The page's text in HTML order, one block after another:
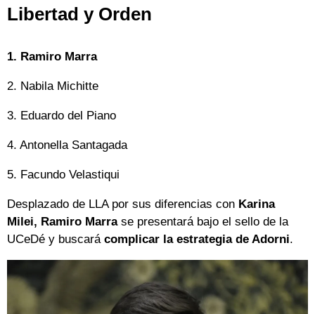
Libertad y Orden
1. Ramiro Marra
2. Nabila Michitte
3. Eduardo del Piano
4. Antonella Santagada
5. Facundo Velastiqui
Desplazado de LLA por sus diferencias con Karina
Milei, Ramiro Marrase presentará bajo el sello de la
UCeDé y buscará complicar la estrategia de Adorni.